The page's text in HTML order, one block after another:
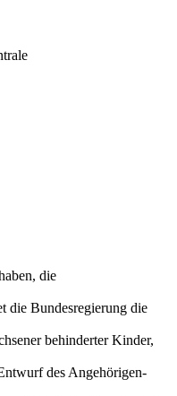
die
die Bundesregierung die
behinderter Kinder,
des Angehörigen-